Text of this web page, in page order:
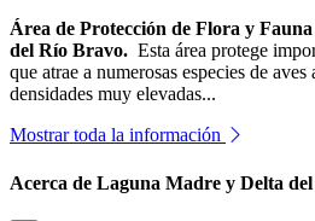
Área de Protección de Flora y
del Río Bravo. Esta área protege
que atrae a numerosas especies de
densidades muy elevadas...
Mostrar toda la información
Acerca de Laguna Madre y Delta